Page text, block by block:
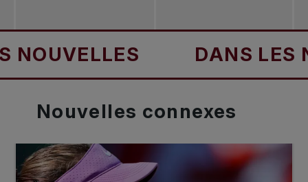
DANS LES
Nouvelles connexes